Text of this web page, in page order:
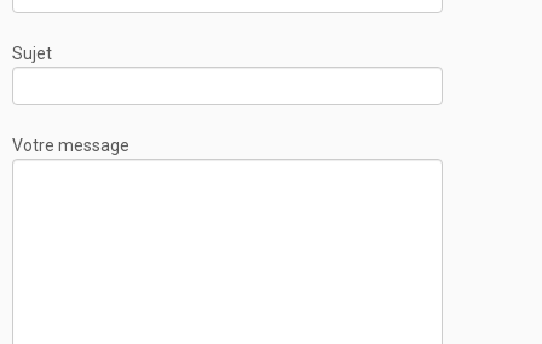
Sujet
Votre message